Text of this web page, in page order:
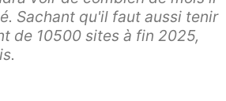
Sachant qu'il faut aussi tenir
de 10500 sites à fin 2025,